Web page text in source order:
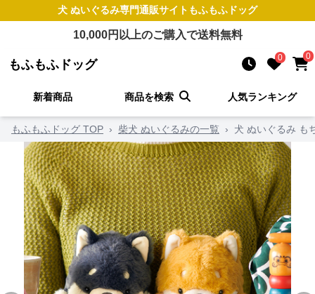
犬 ぬいぐるみ専門通販サイト もふもふドッグ
10,000円以上のご購入で送料無料
もふもふドッグ 0 0
新着商品 商品を検索 人気ランキング
もふもふドッグ TOP › 柴犬 ぬいぐるみの一覧 › 犬 ぬいぐるみ も